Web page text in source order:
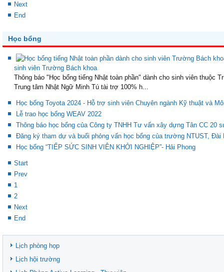
Next
End
Học bổng
sinh viên Trường Bách khoa
Thông báo "Học bổng tiếng Nhật toàn phần" dành cho sinh viên thuộc
Trung tâm Nhật Ngữ Minh Tú tài trợ 100% h...
Học bổng Toyota 2024 - Hỗ trợ sinh viên Chuyên ngành Kỹ thuật và
Lễ trao học bổng WEAV 2022
Thông báo học bổng của Công ty TNHH Tư vấn xây dựng Tân CC 20
Đăng ký tham dự và buổi phỏng vấn học bổng của trường NTUST, Đài
Học bổng “TIẾP SỨC SINH VIÊN KHỞI NGHIỆP”- Hải Phong
Start
Prev
1
2
Next
End
Lịch phòng họp
Lịch hội trường